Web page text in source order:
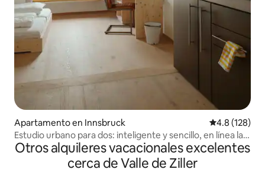
Apartamento en Innsbruck Calificación
4.8 (128)
Estudio urbano para dos: inteligente y sencillo, en línea las
24 horas, los 7 días de la semana
Otros alquileres vacacionales excelentes
cerca de Valle de Ziller